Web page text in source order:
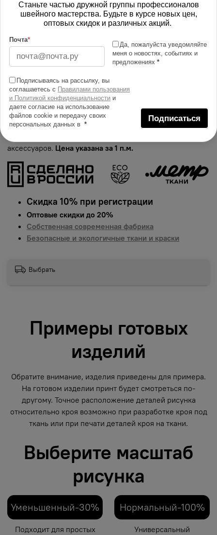
В корзину
Изменить масштаб
Купить в 1 клик
Добавить в сравнение
Описание тканей
Яркий и сочный принт на ткани шелк искусственный
Армани. Гарантированная долговечность цвета,
аксессуаров. Цена указана за 1 п.м.
Скидка 10% при регистрации
Оптовые скидки до 20%
Собственная современная фабрика
Безопасные и экологичные ткани и краски
Выбрать
Примеры готовых
изделий
Обратите внимание, изделия приведены для примера.
На готовом изделии принт будет смотреться по-
другому. Точное расположение деталей рисунка
относительно кроя возможно при разработке кроя под
ткань или при печати деталей кроя на ткани.
Выберите масштаб
рисунка
Уменьшенный-30%
Подходит для простых
Нормальный-100%
Универсальный
Станьте частью дружной группы профессионалов
швейного мастерства. Будьте в курсе новых цен,
оптовых скидок и различных акций.
Почта*
Да, пожалуйста уведомляйте
меня о новостях, событиях и
предложениях *
Подписываясь на рассылку, вы
соглашаетесь с Правилами пользования
и Политикой конфиденциальности и
даете согласие на использование
файлов cookie и передачу своих
персональных данных в *
Подписаться